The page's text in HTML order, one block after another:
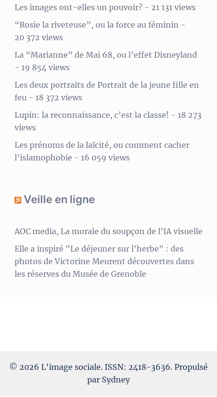
Les images ont-elles un pouvoir? - 21 131 views
“Rosie la riveteuse”, ou la force au féminin -
20 372 views
La “Marianne” de Mai 68, ou l’effet Disneyland
- 19 854 views
Les deux portraits de Portrait de la jeune fille en
feu - 18 372 views
Lupin: la reconnaissance, c’est la classe! - 18 273
views
Les prénoms de la laïcité, ou comment cacher
l’islamophobie - 16 059 views
Veille en ligne
AOC media, La morale du soupçon de l’IA visuelle
Elle a inspiré "Le déjeuner sur l'herbe" : des
photos de Victorine Meurent découvertes dans
les réserves du Musée de Grenoble
© 2026 L'image sociale. ISSN: 2418-3636. Propulsé
par Sydney